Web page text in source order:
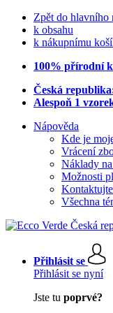
Zpět do hlavního
k obsahu
k nákupnímu
100% přírodní
Česká
Alespoň 1
Nápověda
Kde je
Vrácení
Náklady
Možnosti
Všechna
Přihlásit se
Přihlásit se nyní
Jste tu poprvé?